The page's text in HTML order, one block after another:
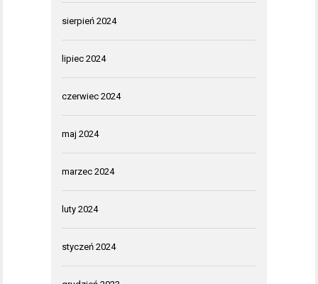
sierpień 2024
lipiec 2024
czerwiec 2024
maj 2024
marzec 2024
luty 2024
styczeń 2024